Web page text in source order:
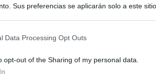
Sus preferencias se aplicarán solo a este
Data Processing Opt Outs
opt-out of the Sharing of my personal data.